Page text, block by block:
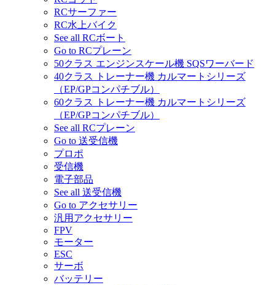
RCサーファー
RC水上バイク
See all RCボート
Go to RCプレーン
50クラス エンジンスケール機 SQSワーバード
40クラス トレーナー機 カルマートシリーズ
（EP/GPコンパチブル）
60クラス トレーナー機 カルマートシリーズ
（EP/GPコンパチブル）
See all RCプレーン
Go to 送受信機
プロポ
受信機
電子部品
See all 送受信機
Go to アクセサリー
汎用アクセサリー
FPV
モーター
ESC
サーボ
バッテリー